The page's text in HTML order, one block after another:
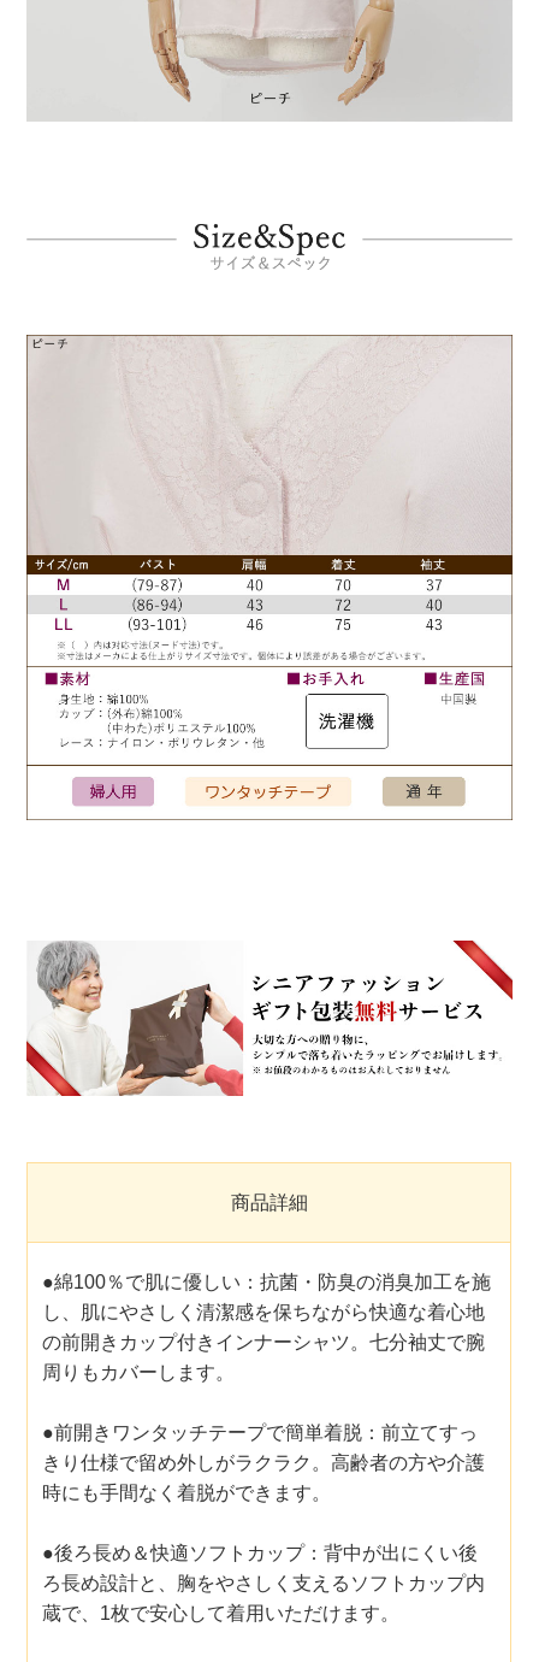
商品詳細
●綿100％で肌に優しい：抗菌・防臭の消臭加工を施
し、肌にやさしく清潔感を保ちながら快適な着心地
の前開きカップ付きインナーシャツ。七分袖丈で腕
周りもカバーします。
●前開きワンタッチテープで簡単着脱：前立てすっ
きり仕様で留め外しがラクラク。高齢者の方や介護
時にも手間なく着脱ができます。
●後ろ長め＆快適ソフトカップ：背中が出にくい後
ろ長め設計と、胸をやさしく支えるソフトカップ内
蔵で、1枚で安心して着用いただけます。